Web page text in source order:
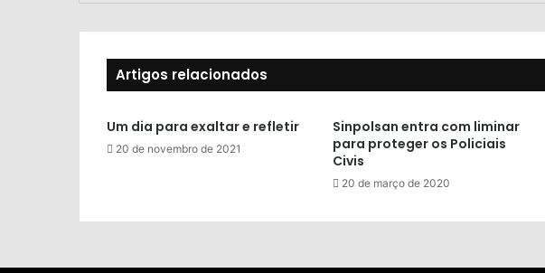
Artigos relacionados
Um dia para exaltar e refletir
20 de novembro de 2021
Sinpolsan entra com liminar
para proteger os Policiais
Civis
20 de março de 2020